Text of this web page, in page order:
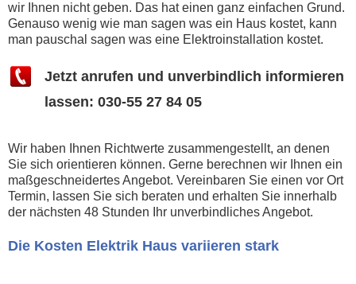
wir Ihnen nicht geben. Das hat einen ganz einfachen Grund.
Genauso wenig wie man sagen was ein Haus kostet, kann
man pauschal sagen was eine Elektroinstallation kostet.
Jetzt anrufen und unverbindlich informieren
lassen: 030-55 27 84 05
Wir haben Ihnen Richtwerte zusammengestellt, an denen
Sie sich orientieren können. Gerne berechnen wir Ihnen ein
maßgeschneidertes Angebot. Vereinbaren Sie einen vor Ort
Termin, lassen Sie sich beraten und erhalten Sie innerhalb
der nächsten 48 Stunden Ihr unverbindliches Angebot.
Die Kosten Elektrik Haus variieren stark